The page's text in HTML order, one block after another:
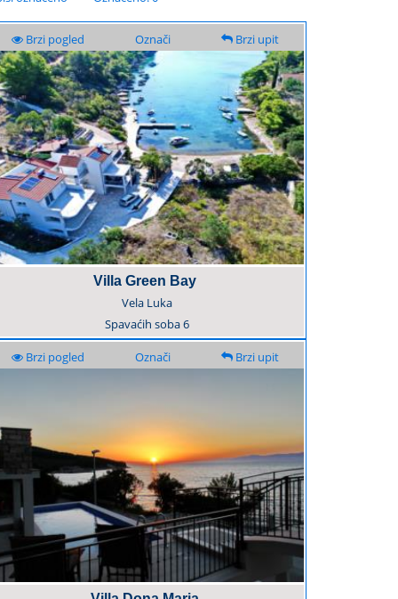
Brzi pogled Označi Brzi upit
Villa Green Bay
Vela Luka
Spavaćih soba6
Brzi pogled Označi Brzi upit